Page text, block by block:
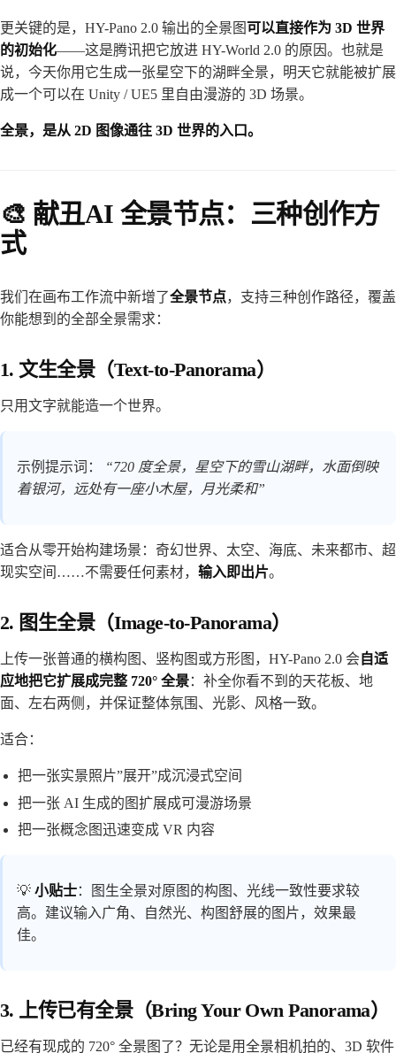
更关键的是，HY-Pano 2.0 输出的全景图可以直接作为 3D 世界
的初始化——这是腾讯把它放进 HY-World 2.0 的原因。也就是
说，今天你用它生成一张星空下的湖畔全景，明天它就能被扩展
成一个可以在 Unity / UE5 里自由漫游的 3D 场景。
全景，是从 2D 图像通往 3D 世界的入口。
🎨 献丑AI 全景节点：三种创作方
式
我们在画布工作流中新增了全景节点，支持三种创作路径，覆盖
你能想到的全部全景需求：
1. 文生全景（Text-to-Panorama）
只用文字就能造一个世界。
示例提示词：
“720 度全景，星空下的雪山湖畔，水面倒映
着银河，远处有一座小木屋，月光柔和”
适合从零开始构建场景：奇幻世界、太空、海底、未来都市、超
现实空间……不需要任何素材， 输入即出片。
2. 图生全景（Image-to-Panorama）
上传一张普通的横构图、竖构图或方形图，HY-Pano 2.0 会自适
应地把它扩展成完整 720° 全景：补全你看不到的天花板、地
面、左右两侧，并保证整体氛围、光影、风格一致。
适合：
把一张实景照片”展开”成沉浸式空间
把一张 AI 生成的图扩展成可漫游场景
把一张概念图迅速变成 VR 内容
💡 小贴士：图生全景对原图的构图、光线一致性要求较
高。建议输入广角、自然光、构图舒展的图片，效果最
佳。
3. 上传已有全景（Bring Your Own Panorama）
已经有现成的 720° 全景图了？无论是用全景相机拍的、3D 软件